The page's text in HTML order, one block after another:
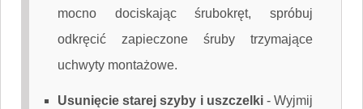
mocno dociskając śrubokręt, spróbuj
odkręcić zapieczone śruby trzymające
uchwyty montażowe.
Usunięcie starej szyby i uszczelki-Wyjmij